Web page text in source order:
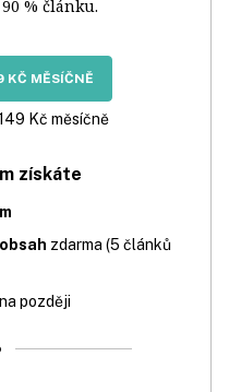
% článku.
KČ MĚSÍČNĚ
Kč měsíčně
získáte
zdarma (5 článků
později